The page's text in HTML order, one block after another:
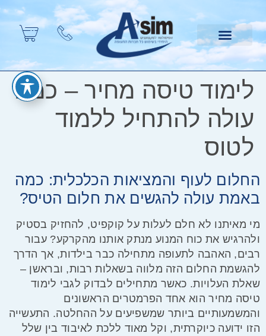
לימוד טיסה מחיר – כמה
עולה להתחיל ללמוד
לטוס
החלום לעוף והמציאות הכלכלית: כמה
באמת עולה להגשים את חלום הטיס?
מי מאיתנו לא חלם לעלות על קוקפיט, להחזיק בסטיק
ולהרגיש את כוח המנוע מנתק אותנו מהקרקע? עבור
רבים, האהבה לתעופה מתחילה כבר בילדות, אך הדרך
להגשמת החלום הזה מלווה בשאלות רבות, ובראשן –
שאלת העלויות. כאשר מתחילים לבדוק לגבי לימוד
טיסה מחירהוא אחד הפרמטרים הראשונים
והמשמעותיים ביותר שמשפיעים על ההחלטה. התעשייה
הזו ידועה כיוקרתית, וקל מאוד ללכת לאיבוד בין שלל